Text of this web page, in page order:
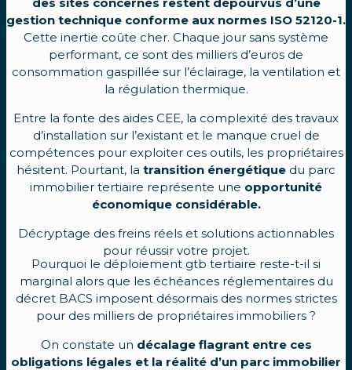
gestion technique conforme aux normes ISO 52120-1.
Cette inertie coûte cher. Chaque jour sans système
performant, ce sont des milliers d’euros de
consommation gaspillée sur l’éclairage, la ventilation et
la régulation thermique.
Entre la fonte des aides CEE, la complexité des travaux
d’installation sur l’existant et le manque cruel de
compétences pour exploiter ces outils, les propriétaires
hésitent. Pourtant, la transition énergétique du parc
immobilier tertiaire représente une opportunité
économique considérable.
Décryptage des freins réels et solutions actionnables
pour réussir votre projet.
Pourquoi le déploiement gtb tertiaire reste-t-il si
marginal alors que les échéances réglementaires du
décret BACS imposent désormais des normes strictes
pour des milliers de propriétaires immobiliers ?
On constate un décalage flagrant entre ces
obligations légales et la réalité d’un parc immobilier